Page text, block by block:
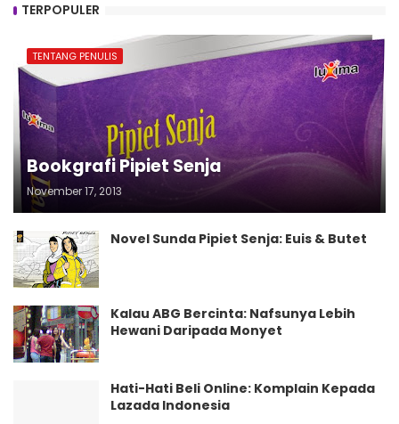
TERPOPULER
TENTANG PENULIS
Bookgrafi Pipiet Senja
November 17, 2013
Novel Sunda Pipiet Senja: Euis & Butet
Kalau ABG Bercinta: Nafsunya Lebih
Hewani Daripada Monyet
Hati-Hati Beli Online: Komplain Kepada
Lazada Indonesia